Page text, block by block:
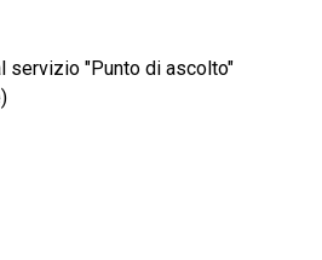
servizio "Punto di ascolto"